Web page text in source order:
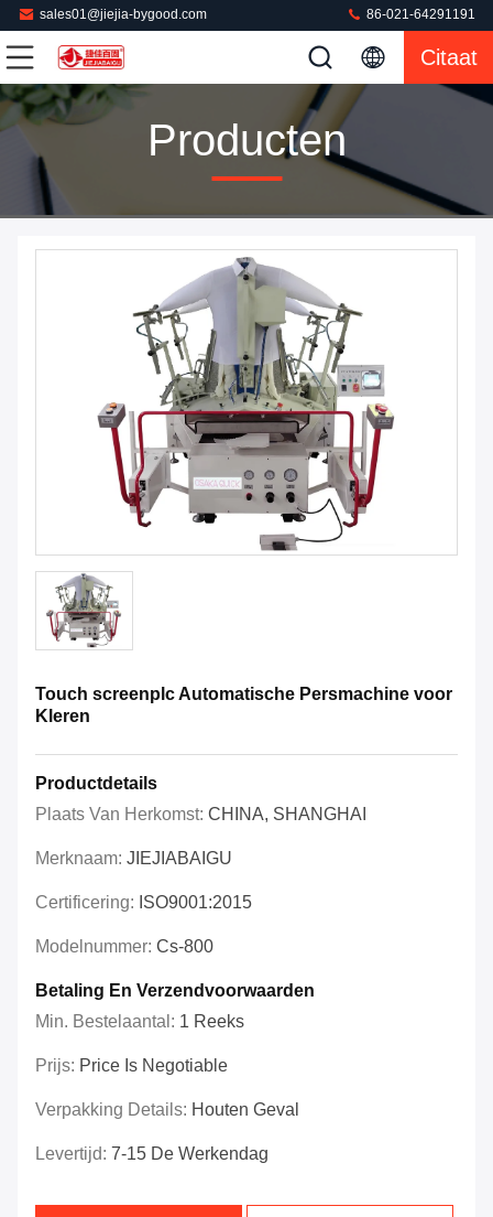
sales01@jiejia-bygood.com 86-021-64291191
Citaat
Producten
Touch screenplc Automatische Persmachine voor
Kleren
Productdetails
Plaats Van Herkomst: CHINA, SHANGHAI
Merknaam: JIEJIABAIGU
Certificering: ISO9001:2015
Modelnummer: Cs-800
Betaling En Verzendvoorwaarden
Min. Bestelaantal: 1 Reeks
Prijs: Price Is Negotiable
Verpakking Details: Houten Geval
Levertijd: 7-15 De Werkendag